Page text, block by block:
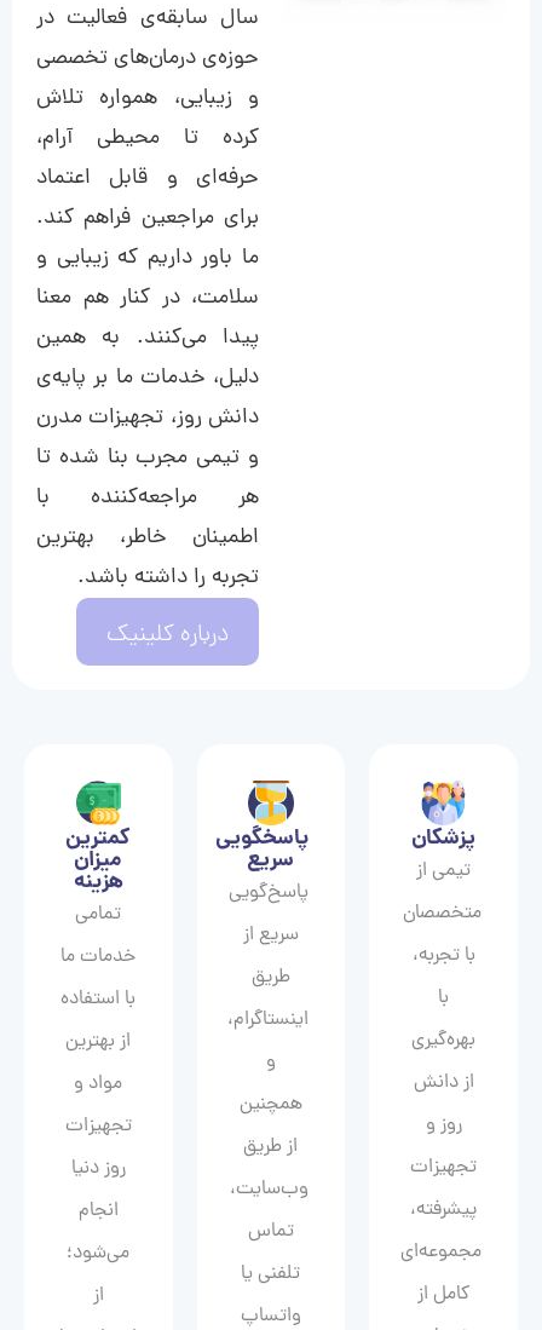
سال سابقه‌ی فعالیت در
حوزه‌ی درمان‌های تخصصی
و زیبایی، همواره تلاش
کرده تا محیطی آرام،
حرفه‌ای و قابل اعتماد
برای مراجعین فراهم کند.
ما باور داریم که زیبایی و
سلامت، در کنار هم معنا
پیدا می‌کنند. به همین
دلیل، خدمات ما بر پایه‌ی
دانش روز، تجهیزات مدرن
و تیمی مجرب بنا شده تا
هر مراجعه‌کننده با
اطمینان خاطر، بهترین
تجربه را داشته باشد.
درباره کلینیک
پزشکان
تیمی از
متخصصان
با تجربه،
با
بهره‌گیری
از دانش
روز و
تجهیزات
پیشرفته،
مجموعه‌ای
کامل از
پاسخگویی
سریع
پاسخ‌گویی
سریع از
طریق
اینستاگرام،
و
همچنین
از طریق
وب‌سایت،
تماس
تلفنی یا
واتساپ
کمترین
میزان
هزینه
تمامی
خدمات ما
با استفاده
از بهترین
مواد و
تجهیزات
روز دنیا
انجام
می‌شود؛
از